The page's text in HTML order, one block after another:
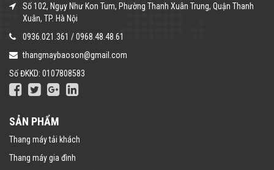
Số 102, Ngụy Như Kon Tum, Phường Thanh Xuân Trung, Quận Thanh
Xuân, TP. Hà Nội
0936.021.361 /0968.48.48.61
thangmaybaoson@gmail.com
Số ĐKKD: 0107808583
SẢN PHẨM
Thang máy tải khách
Thang máy gia đình